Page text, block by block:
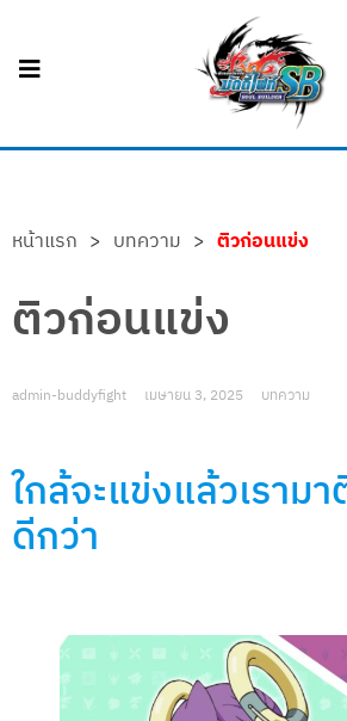
หน้าแรก > บทความ > ติวก่อนแข่ง
ติวก่อนแข่ง
admin-buddyfight เมษายน 3, 2025 บทความ
ใกล้จะแข่งแล้วเราม
ดีกว่า